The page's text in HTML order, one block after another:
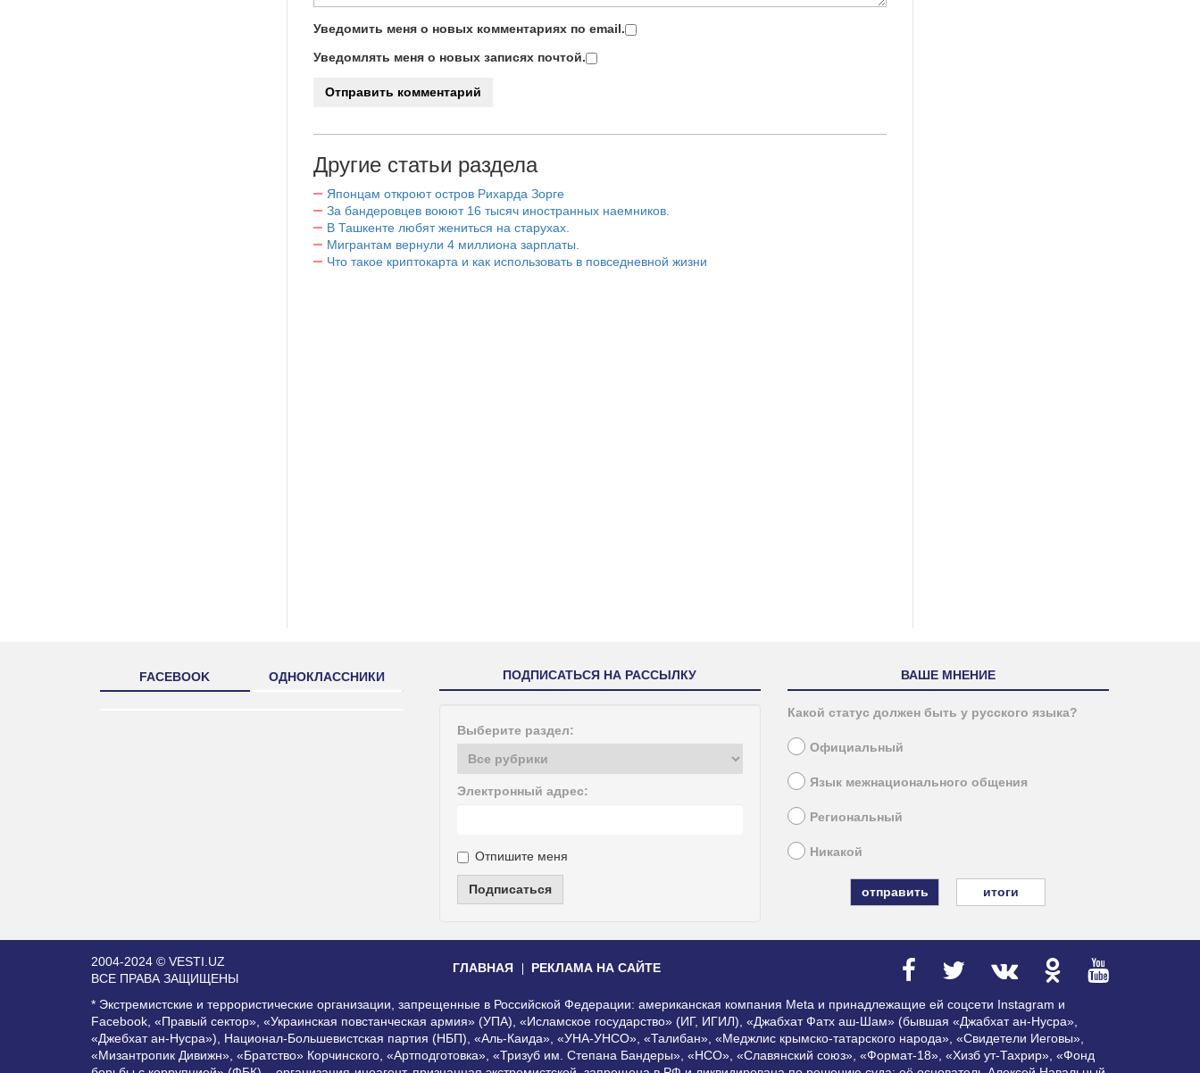
Уведомить меня о новых комментариях по email.
Уведомлять меня о новых записях почтой.
Другие статьи раздела
Японцам откроют остров Рихарда Зорге
За бандеровцев воюют 16 тысяч иностранных наемников.
В Ташкенте любят жениться на старухах.
Мигрантам вернули 4 миллиона зарплаты.
Что такое криптокарта и как использовать в повседневной жизни
FACEBOOK ОДНОКЛАССНИКИ ПОДПИСАТЬСЯ НА РАССЫЛКУ
Выберите раздел:
Электронный адрес:
Отпишите меня
Подписаться
ВАШЕ МНЕНИЕ
Какой статус должен быть у русского языка?
Официальный
Язык межнационального общения
Региональный
Никакой
итоги
2004-2024 © VESTI.UZ
ВСЕ ПРАВА ЗАЩИЩЕНЫ
ГЛАВНАЯ РЕКЛАМА НА САЙТЕ
* Экстремистские и террористические организации, запрещенные в Российской Федерации: американская компания Meta и принадлежащие ей соцсети Instagram и
Facebook, «Правый сектор», «Украинская повстанческая армия» (УПА), «Исламское государство» (ИГ, ИГИЛ), «Джабхат Фатх аш-Шам» (бывшая «Джабхат ан-Нусра»,
«Джебхат ан-Нусра»), Национал-Большевистская партия (НБП), «Аль-Каида», «УНА-УНСО», «Талибан», «Меджлис крымско-татарского народа», «Свидетели Иеговы»,
«Мизантропик Дивижн», «Братство» Корчинского, «Артподготовка», «Тризуб им. Степана Бандеры», «НСО», «Славянский союз», «Формат-18», «Хизб ут-Тахрир», «Фонд